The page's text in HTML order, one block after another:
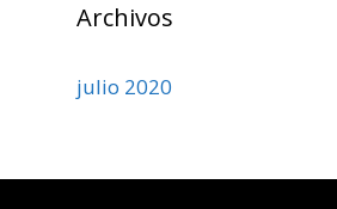
Archivos
julio 2020